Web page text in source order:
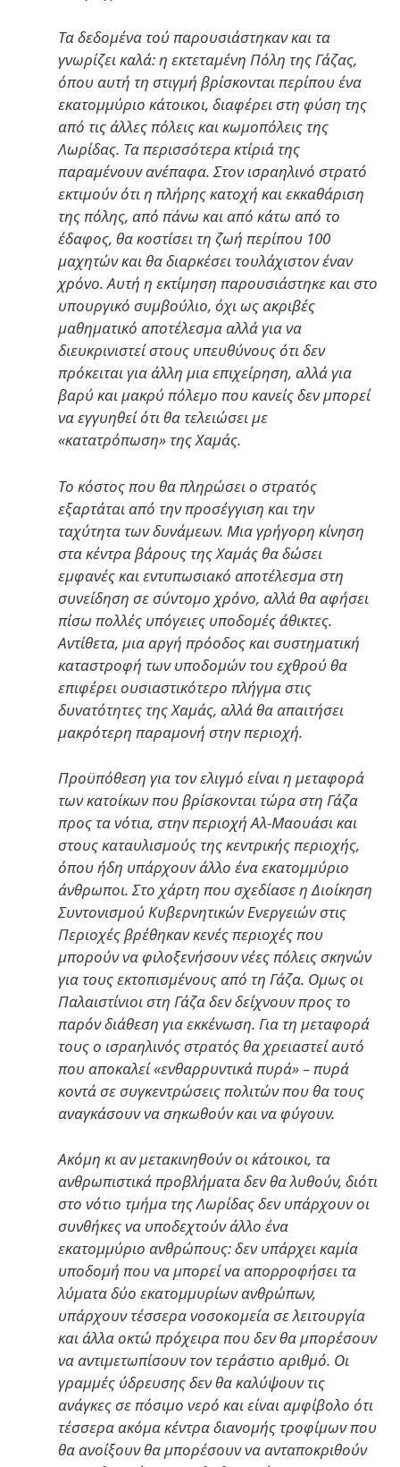
Τα δεδομένα τού παρουσιάστηκαν και τα
γνωρίζει καλά: η εκτεταμένη Πόλη της Γάζας,
όπου αυτή τη στιγμή βρίσκονται περίπου ένα
εκατομμύριο κάτοικοι, διαφέρει στη φύση της
από τις άλλες πόλεις και κωμοπόλεις της
Λωρίδας. Τα περισσότερα κτίριά της
παραμένουν ανέπαφα. Στον ισραηλινό στρατό
εκτιμούν ότι η πλήρης κατοχή και εκκαθάριση
της πόλης, από πάνω και από κάτω από το
έδαφος, θα κοστίσει τη ζωή περίπου 100
μαχητών και θα διαρκέσει τουλάχιστον έναν
χρόνο. Αυτή η εκτίμηση παρουσιάστηκε και στο
υπουργικό συμβούλιο, όχι ως ακριβές
μαθηματικό αποτέλεσμα αλλά για να
διευκρινιστεί στους υπευθύνους ότι δεν
πρόκειται για άλλη μια επιχείρηση, αλλά για
βαρύ και μακρύ πόλεμο που κανείς δεν μπορεί
να εγγυηθεί ότι θα τελειώσει με
«κατατρόπωση» της Χαμάς.
Το κόστος που θα πληρώσει ο στρατός
εξαρτάται από την προσέγγιση και την
ταχύτητα των δυνάμεων. Μια γρήγορη κίνηση
στα κέντρα βάρους της Χαμάς θα δώσει
εμφανές και εντυπωσιακό αποτέλεσμα στη
συνείδηση σε σύντομο χρόνο, αλλά θα αφήσει
πίσω πολλές υπόγειες υποδομές άθικτες.
Αντίθετα, μια αργή πρόοδος και συστηματική
καταστροφή των υποδομών του εχθρού θα
επιφέρει ουσιαστικότερο πλήγμα στις
δυνατότητες της Χαμάς, αλλά θα απαιτήσει
μακρότερη παραμονή στην περιοχή.
Προϋπόθεση για τον ελιγμό είναι η μεταφορά
των κατοίκων που βρίσκονται τώρα στη Γάζα
προς τα νότια, στην περιοχή Αλ-Μαουάσι και
στους καταυλισμούς της κεντρικής περιοχής,
όπου ήδη υπάρχουν άλλο ένα εκατομμύριο
άνθρωποι. Στο χάρτη που σχεδίασε η Διοίκηση
Συντονισμού Κυβερνητικών Ενεργειών στις
Περιοχές βρέθηκαν κενές περιοχές που
μπορούν να φιλοξενήσουν νέες πόλεις σκηνών
για τους εκτοπισμένους από τη Γάζα. Ομως οι
Παλαιστίνιοι στη Γάζα δεν δείχνουν προς το
παρόν διάθεση για εκκένωση. Για τη μεταφορά
τους ο ισραηλινός στρατός θα χρειαστεί αυτό
που αποκαλεί «ενθαρρυντικά πυρά» – πυρά
κοντά σε συγκεντρώσεις πολιτών που θα τους
αναγκάσουν να σηκωθούν και να φύγουν.
Ακόμη κι αν μετακινηθούν οι κάτοικοι, τα
ανθρωπιστικά προβλήματα δεν θα λυθούν, διότι
στο νότιο τμήμα της Λωρίδας δεν υπάρχουν οι
συνθήκες να υποδεχτούν άλλο ένα
εκατομμύριο ανθρώπους: δεν υπάρχει καμία
υποδομή που να μπορεί να απορροφήσει τα
λύματα δύο εκατομμυρίων ανθρώπων,
υπάρχουν τέσσερα νοσοκομεία σε λειτουργία
και άλλα οκτώ πρόχειρα που δεν θα μπορέσουν
να αντιμετωπίσουν τον τεράστιο αριθμό. Οι
γραμμές ύδρευσης δεν θα καλύψουν τις
ανάγκες σε πόσιμο νερό και είναι αμφίβολο ότι
τέσσερα ακόμα κέντρα διανομής τροφίμων που
θα ανοίξουν θα μπορέσουν να ανταποκριθούν